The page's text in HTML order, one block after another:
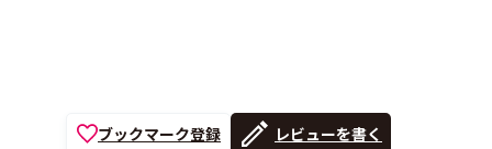
ブックマーク登録 レビューを書く